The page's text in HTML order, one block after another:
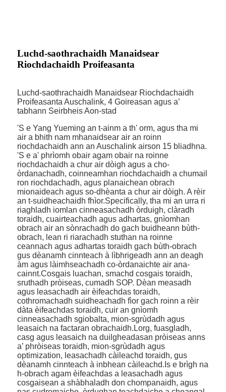
Luchd-saothrachaidh Manaidsear
Riochdachaidh Proifeasanta
Luchd-saothrachaidh Manaidsear Riochdachaidh
Proifeasanta Auschalink, 4 Goireasan agus a’
tabhann Seirbheis Aon-stad
'S e Yang Yueming an t-ainm a th' orm, agus tha mi
air a bhith nam mhanaidsear air an roinn
riochdachaidh ann an Auschalink airson 15 bliadhna.
'S e a' phrìomh obair agam obair na roinne
riochdachaidh a chur air dòigh agus a cho-
òrdanachadh, coinneamhan riochdachaidh a chumail
ron riochdachadh, agus planaichean obrach
mionaideach agus so-dhèanta a chur air dòigh. A rèir
an t-suidheachaidh fhìor.Specifically, tha mi an urra ri
riaghladh iomlan cinneasachadh òrduigh, clàradh
toraidh, cuairteachadh agus adhartas, gnìomhan
obrach air an sònrachadh do gach buidheann bùth-
obrach, lean ri riarachadh stuthan na roinne
ceannach agus adhartas toraidh gach bùth-obrach
gus dèanamh cinnteach à lìbhrigeadh ann an deagh
àm agus làimhseachadh co-òrdanaichte air ana-
cainnt.Cosgais luachan, smachd cosgais toraidh,
sruthadh pròiseas, cumadh SOP. Dèan measadh
agus leasachadh air èifeachdas toraidh,
cothromachadh suidheachadh fìor gach roinn a rèir
dàta èifeachdas toraidh, cuir an gnìomh
cinneasachadh sgiobalta, mion-sgrùdadh agus
leasaich na factaran obrachaidh.Lorg, fuasgladh,
casg agus leasaich na duilgheadasan pròiseas anns
a’ phròiseas toraidh, mion-sgrùdadh agus
optimization, leasachadh càileachd toraidh, gus
dèanamh cinnteach à inbhean càileachd.Is e brìgh na
h-obrach agam èifeachdas a leasachadh agus
cosgaisean a shàbhaladh don chompanaidh, agus